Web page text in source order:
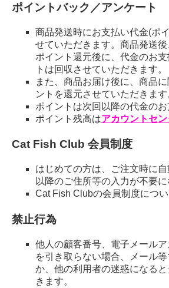
ポイントバック／アンケート
商品発送時にお支払い代金(ポ
せていただきます。商品発送
ポイント還元後に、代金のお
トは回収させていただきます。
また、商品お届け後に、商品
ントを還元させていただきます
ポイントは次回以降の代金の
ポイント残高はアカウントセ
Cat Fish Club 会員制度
はじめての方は、ご注文時に
以降のご住所等の入力が不要に
Cat Fish Clubの会員制度につ
禁止行為
他人の顧客番号、電子メール
を引き取らない場合、メール
か、他の利用者の迷惑になる
きます。